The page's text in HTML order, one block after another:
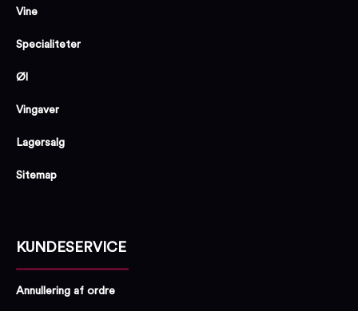
Vine
Specialiteter
Øl
Vingaver
Lagersalg
Sitemap
KUNDESERVICE
Annullering af ordre